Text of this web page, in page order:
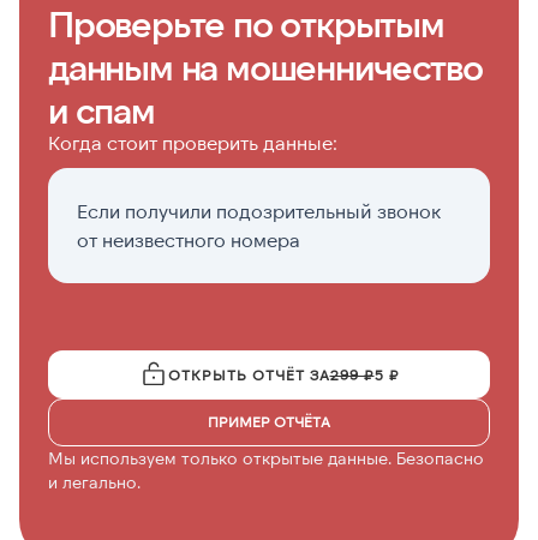
Проверьте по открытым
данным на мошенничество
и спам
Когда стоит проверить данные:
Если получили подозрительный звонок
от неизвестного номера
ОТКРЫТЬ ОТЧЁТ ЗА299 ₽5 ₽
ПРИМЕР ОТЧЁТА
Мы используем только открытые данные. Безопасно
и легально.